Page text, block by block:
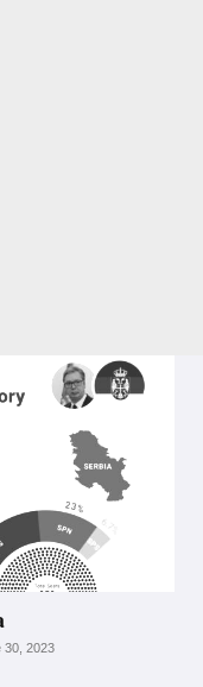
30, 2023